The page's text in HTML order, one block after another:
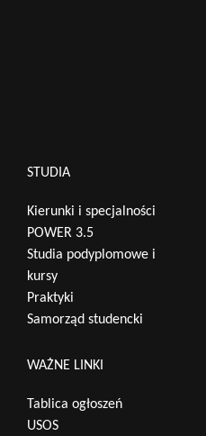
STUDIA
Kierunki i specjalności
POWER 3.5
Studia podyplomowe i
kursy
Praktyki
Samorząd studencki
WAŻNE LINKI
Tablica ogłoszeń
USOS